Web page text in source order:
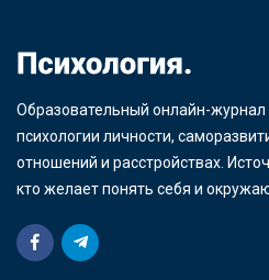
Образовательный онлайн-
психологии личности,
отношений и расстройствах.
кто желает понять себя и